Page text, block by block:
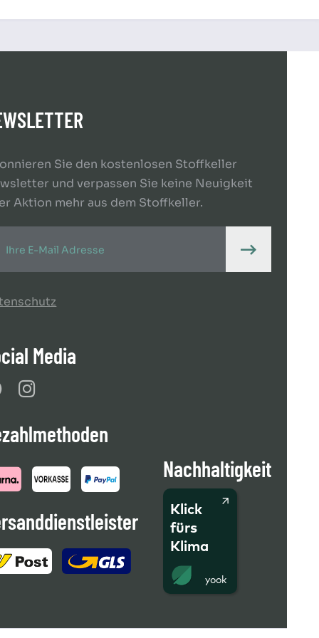
Sie den kostenlosen Stoffkeller
und verpassen Sie keine Neuigkeit
Aktion mehr aus dem Stoffkeller.
Media
Nachhaltigkeit
Klick
fürs
Klima